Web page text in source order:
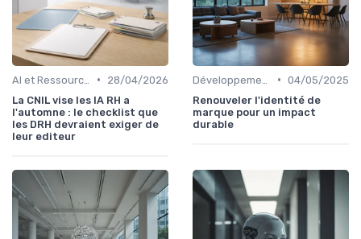
•
28/04/2026
La CNIL vise les IA RH a
l'automne : le checklist que
les DRH devraient exiger de
leur editeur
• 04/05/2025
Renouveler l'identité de
marque pour un impact
durable